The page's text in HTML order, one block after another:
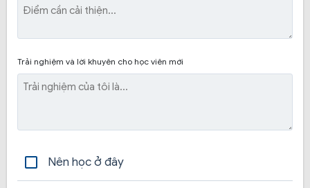
Hy vọng với những thông tin về
Giao thông vận tải Trung ương I
chọn lựa được nơi học phù hợp. Đừng quên theo dõi
tin mới nhất về học thi lái xe nhé!
Trải nghiệm và lời khuyên cho học viên mới
Nên học ở đây